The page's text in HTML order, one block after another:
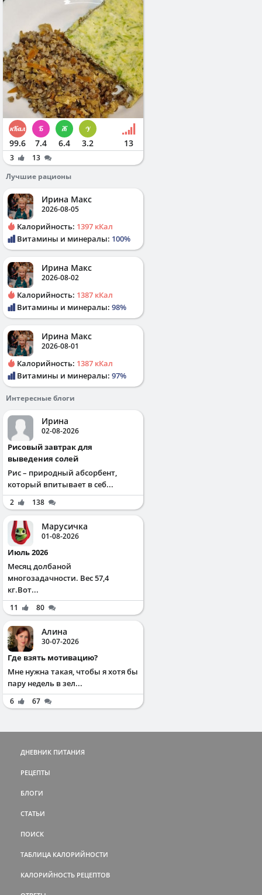
99.6 7.4 6.4 3.2 13
3
13
Лучшие рационы
Ирина Макс
2026-08-05
Калорийность: 1397 кКал
Витамины и минералы: 100%
Ирина Макс
2026-08-02
Калорийность: 1387 кКал
Витамины и минералы: 98%
Ирина Макс
2026-08-01
Калорийность: 1387 кКал
Витамины и минералы: 97%
Интересные блоги
Ирина
02-08-2026
Рисовый завтрак для
выведения солей
Рис – природный абсорбент,
который впитывает в себ...
2 138
Марусичка
01-08-2026
Июль 2026
Месяц долбаной
многозадачности. Вес 57,4
кг.Вот...
11 80
Алина
30-07-2026
Где взять мотивацию?
Мне нужна такая, чтобы я хотя бы
пару недель в зел...
6 67
ДНЕВНИК ПИТАНИЯ
РЕЦЕПТЫ
БЛОГИ
СТАТЬИ
ПОИСК
ТАБЛИЦА КАЛОРИЙНОСТИ
КАЛОРИЙНОСТЬ РЕЦЕПТОВ